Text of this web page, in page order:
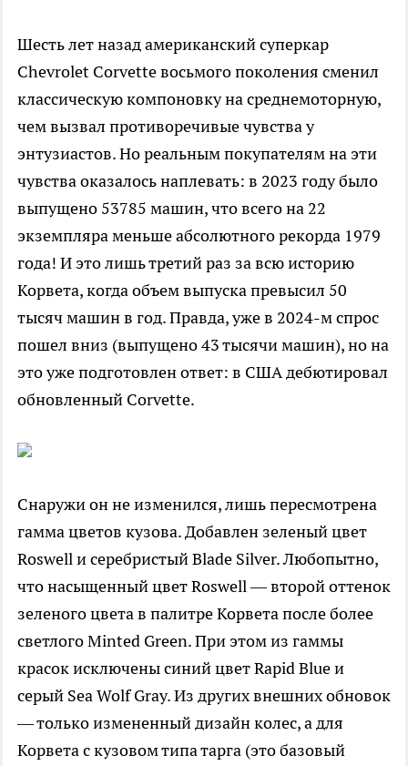
Шесть лет назад американский суперкар
Chevrolet Corvette восьмого поколения сменил
классическую компоновку на среднемоторную,
чем вызвал противоречивые чувства у
энтузиастов. Но реальным покупателям на эти
чувства оказалось наплевать: в 2023 году было
выпущено 53785 машин, что всего на 22
экземпляра меньше абсолютного рекорда 1979
года! И это лишь третий раз за всю историю
Корвета, когда объем выпуска превысил 50
тысяч машин в год. Правда, уже в 2024-м спрос
пошел вниз (выпущено 43 тысячи машин), но на
это уже подготовлен ответ: в США дебютировал
обновленный Corvette.
Снаружи он не изменился, лишь пересмотрена
гамма цветов кузова. Добавлен зеленый цвет
Roswell и серебристый Blade Silver. Любопытно,
что насыщенный цвет Roswell — второй оттенок
зеленого цвета в палитре Корвета после более
светлого Minted Green. При этом из гаммы
красок исключены синий цвет Rapid Blue и
серый Sea Wolf Gray. Из других внешних обновок
— только измененный дизайн колес, а для
Корвета с кузовом типа тарга (это базовый